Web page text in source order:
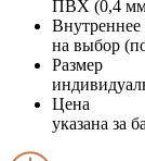
ПВХ (0,4
на выбор
Размер
Цена
указана за